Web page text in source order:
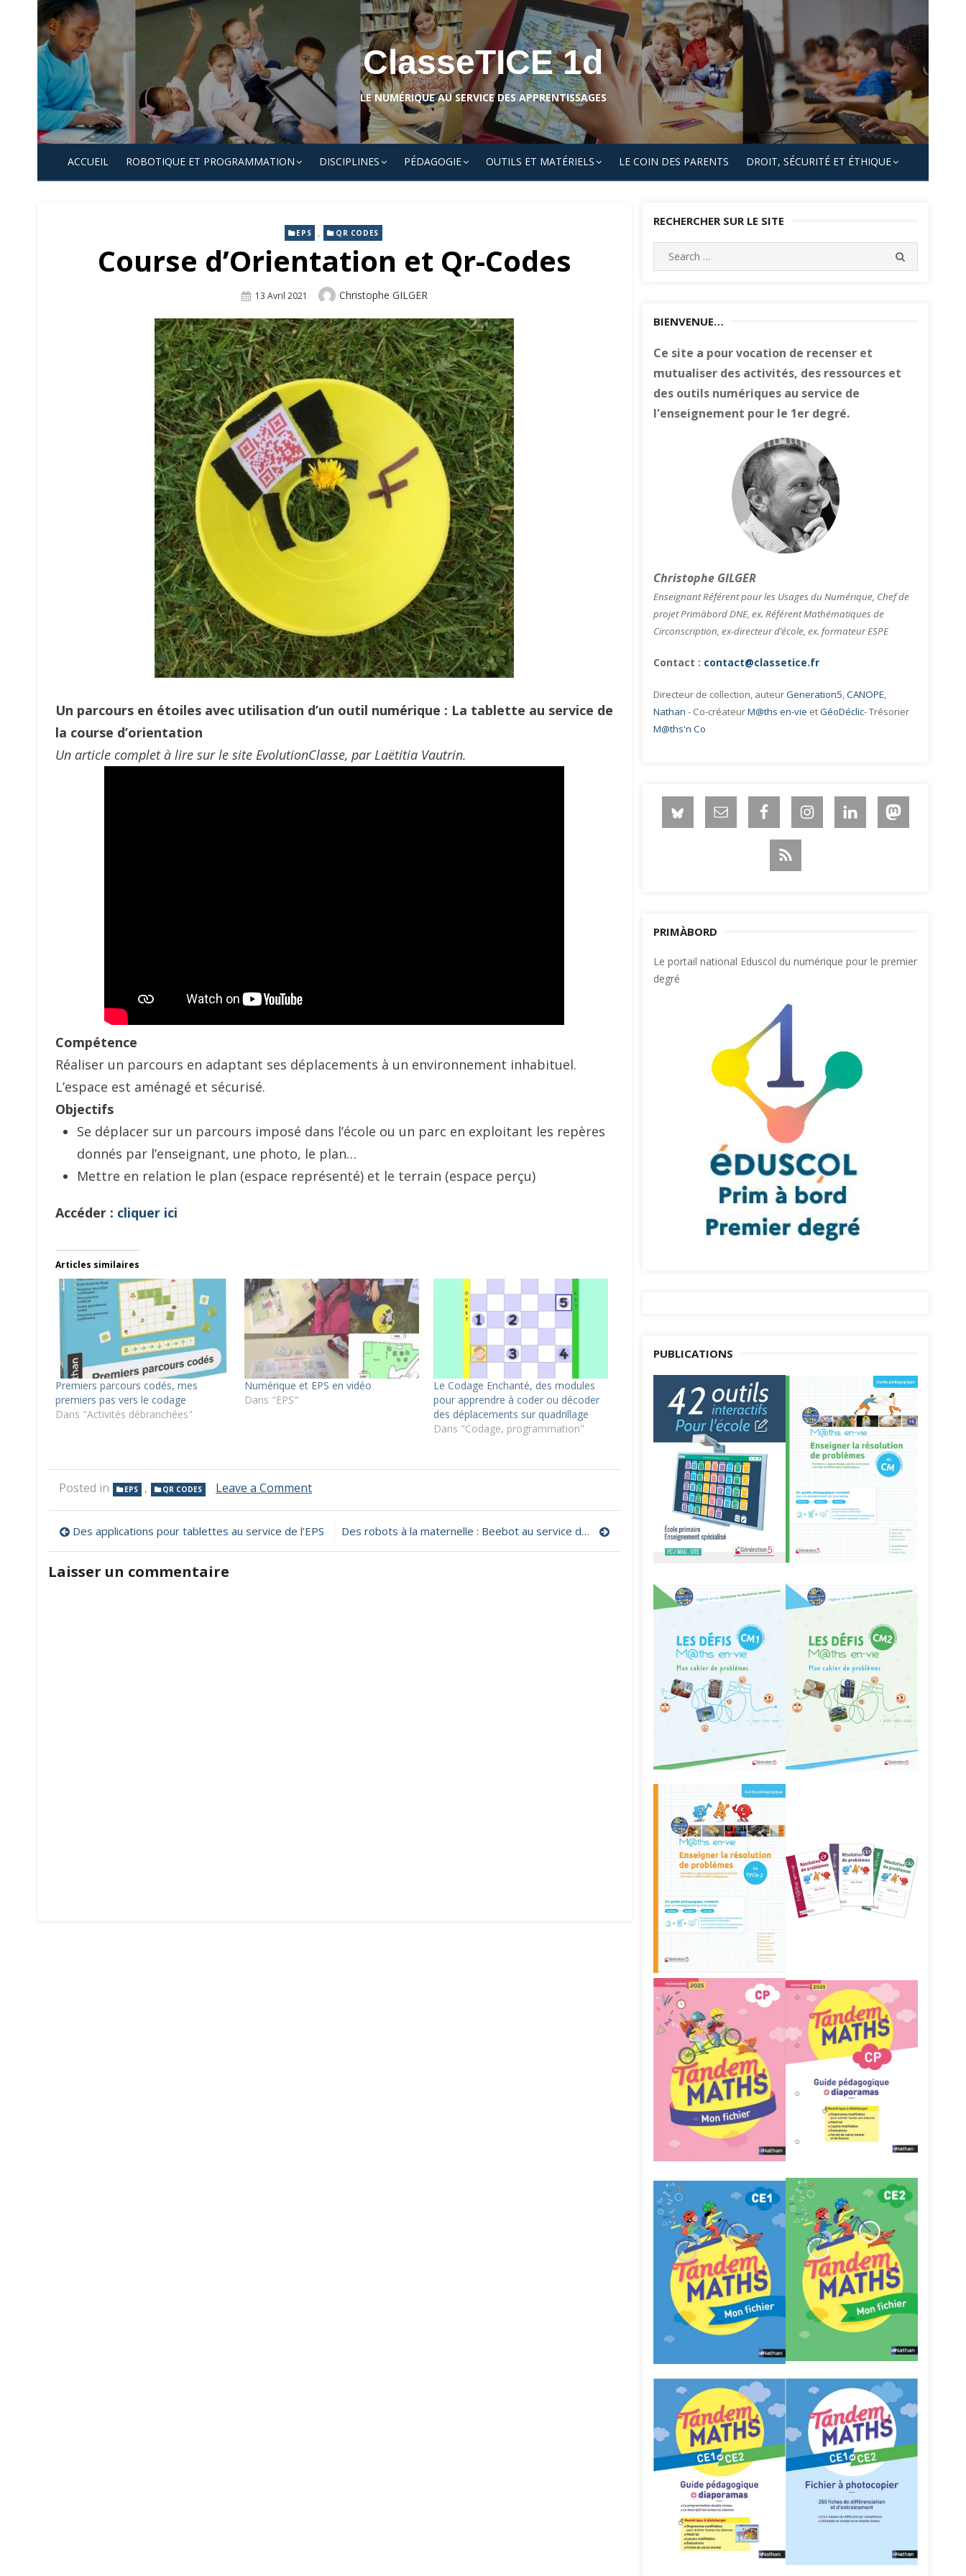
Skip
to
content
ClasseTICE 1d
LE NUMÉRIQUE AU SERVICE DES APPRENTISSAGES
ACCUEIL ROBOTIQUE ET PROGRAMMATION DISCIPLINES PÉDAGOGIE OUTILS ET MATÉRIELS LE COIN DES PARENTS DROIT, SÉCURITÉ ET ÉTHIQUE
EPS , QR CODES
Course d’Orientation et Qr-Codes
Posted
13 Avril 2021 Author
Christophe GILGER
Un parcours en étoiles avec utilisation d’un outil numérique : La tablette au service de
la course d’orientation
Un article complet à lire sur le site EvolutionClasse, par Laëtitia Vautrin.
Compétence
Réaliser un parcours en adaptant ses déplacements à un environnement inhabituel.
L’espace est aménagé et sécurisé.
Objectifs
Se déplacer sur un parcours imposé dans l’école ou un parc en exploitant les repères
donnés par l’enseignant, une photo, le plan…
Mettre en relation le plan (espace représenté) et le terrain (espace perçu)
Accéder : cliquer ici
Articles similaires
Premiers parcours codés, mes
premiers pas vers le codage
Dans "Activités débranchées"
Numérique et EPS en vidéo
Dans "EPS"
Le Codage Enchanté, des modules
pour apprendre à coder ou décoder
des déplacements sur quadrillage
Dans "Codage, programmation"
Posted in EPS , QR CODES Leave a Commenton
d’Orientation
et
Navigation
de
l’article
Des applications pour tablettes au service de l’EPS Des robots à la maternelle : Beebot au service des apprentissages
Laisser un commentaire
RECHERCHER SUR LE SITE
Search
for:
BIENVENUE…
Ce site a pour vocation de recenser et
mutualiser des activités, des ressources et
des outils numériques au service de
l'enseignement pour le 1er degré.
Christophe GILGER
Enseignant Référent pour les Usages du Numérique, Chef de
projet Primàbord DNE, ex. Référent Mathématiques de
Circonscription, ex-directeur d’école, ex. formateur ESPE
Contact : contact@classetice.fr
Directeur de collection, auteurGeneration5,CANOPE,
Nathan - Co-créateurM@ths en-vie etGéoDéclic- Trésorier
M@ths'n Co
PRIMÀBORD
Le portail national Eduscol du numérique pour le premier
degré
PUBLICATIONS